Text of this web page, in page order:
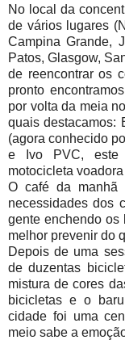
No local da
de vários lugares
Campina Grande,
Patos, Glasgow,
de reencontrar os
pronto
por volta da meia
quais destacamos:
(agora conhecido
e Ivo PVC, este
motocicleta
O café da manhã
necessidades dos
gente enchendo os
melhor prevenir do
Depois de uma
de duzentas
mistura de cores
bicicletas e o
cidade foi uma
meio sabe a